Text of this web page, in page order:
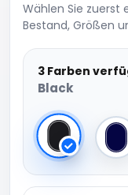
Wählen Sie zuerst
Bestand, Größen
3 Farben
Black
Black